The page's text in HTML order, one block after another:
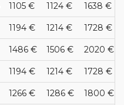
1105 € 1124 € 1638 €
1194 € 1214 € 1728 €
1486 € 1506 € 2020 €
1194 € 1214 € 1728 €
1266 € 1286 € 1800 €